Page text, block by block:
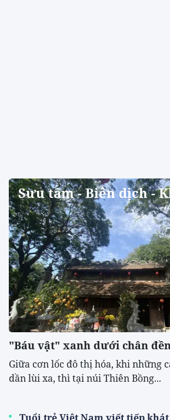
Sưu tầm - Biên dịch -
"Báu vật" xanh dưới chân
​Giữa cơn lốc đô thị hóa, khi những
dần lùi xa, thì tại núi Thiên Bồng...